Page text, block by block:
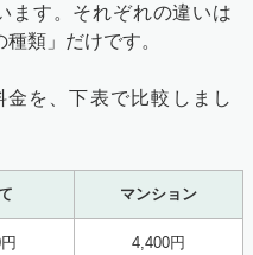
ます。それぞれの違いは
類」だけです。
を、下表で比較しまし
マンション
4,400円